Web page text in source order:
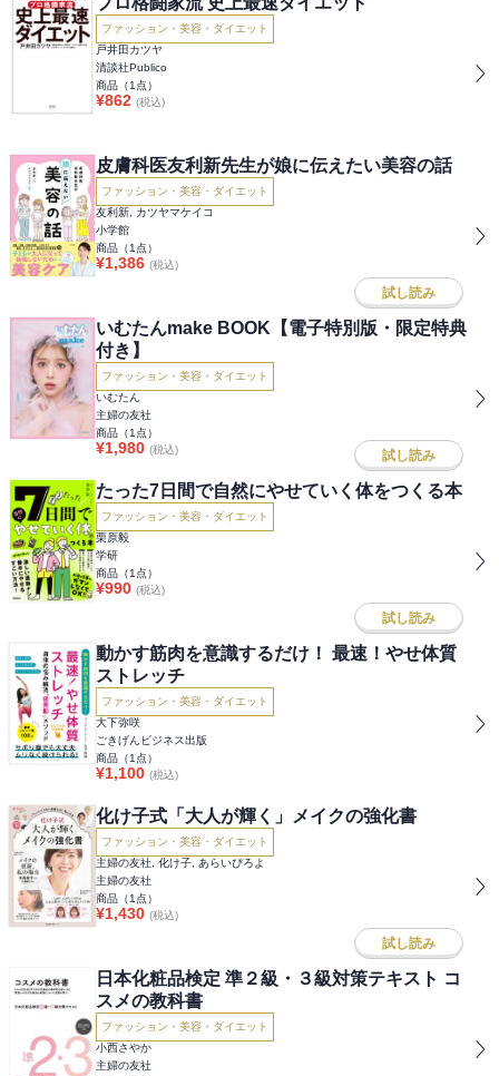
ファッション・美容・ダイエット
戸井田カツヤ
清談社Publico
商品（1 点）
¥862 (税込)
皮膚科医友利新先生が娘に伝えたい美容の話
ファッション・美容・ダイエット
友利新, カツヤマケイコ
小学館
商品（1 点）
¥1,386 (税込)
試し読み
いむたんmake BOOK【電子特別版・限定特典
付き】
ファッション・美容・ダイエット
いむたん
主婦の友社
商品（1 点）
¥1,980 (税込) 試し読み
たった7日間で自然にやせていく体をつくる本
ファッション・美容・ダイエット
栗原毅
学研
商品（1 点）
¥990 (税込)
試し読み
動かす筋肉を意識するだけ！ 最速！やせ体質
ストレッチ
ファッション・美容・ダイエット
大下弥咲
ごきげんビジネス出版
商品（1 点）
¥1,100 (税込)
化け子式「大人が輝く」メイクの強化書
ファッション・美容・ダイエット
主婦の友社, 化け子, あらいぴろよ
主婦の友社
商品（1 点）
¥1,430 (税込)
試し読み
日本化粧品検定 準２級・３級対策テキスト コ
スメの教科書
ファッション・美容・ダイエット
小西さやか
主婦の友社